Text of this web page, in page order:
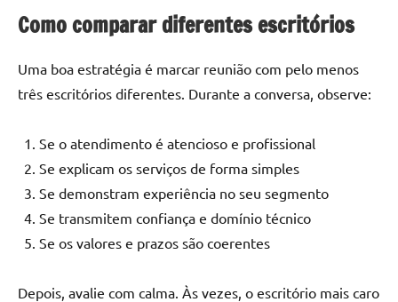
Como comparar diferentes escritórios
Uma boa estratégia é marcar reunião com pelo menos
três escritórios diferentes. Durante a conversa, observe:
Se o atendimento é atencioso e profissional
Se explicam os serviços de forma simples
Se demonstram experiência no seu segmento
Se transmitem confiança e domínio técnico
Se os valores e prazos são coerentes
Depois, avalie com calma. Às vezes, o escritório mais caro